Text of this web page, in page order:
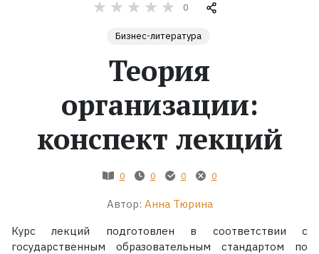
0
Бизнес-литература
Теория
организации:
конспект лекций
0 0 0 0
Автор: Анна Тюрина
Курс лекций подготовлен в соответствии с
государственным образовательным стандартом по